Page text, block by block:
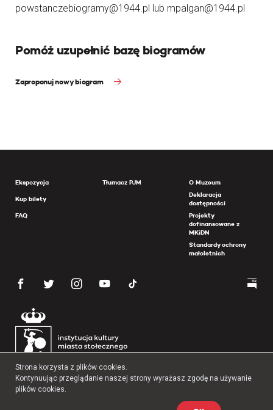
powstanczebiogramy@1944.pl lub mpalgan@1944.pl
Pomóż uzupełnić bazę biogramów
Zaproponuj nowy biogram
Ekspozycja
Kup bilety
FAQ
Tłumacz PJM
O Muzeum
Deklaracja
dostępności
Projekty
dofinansowane z
MKiDN
Standardy ochrony
małoletnich
Strona korzysta z plików cookies.
Kontynuując przeglądanie naszej strony wyrażasz zgodę na używanie
plików cookies.